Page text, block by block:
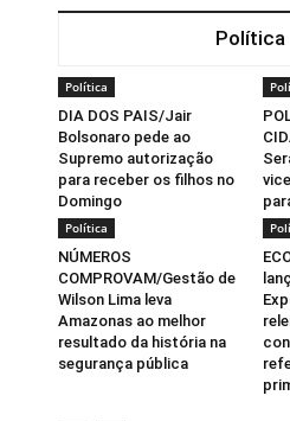
Política
Política
DIA DOS PAIS/Jair
Bolsonaro pede ao
Supremo autorização
para receber os filhos no
Domingo
Política
NÚMEROS
COMPROVAM/Gestão de
Wilson Lima leva
Amazonas ao melhor
resultado da história na
segurança pública